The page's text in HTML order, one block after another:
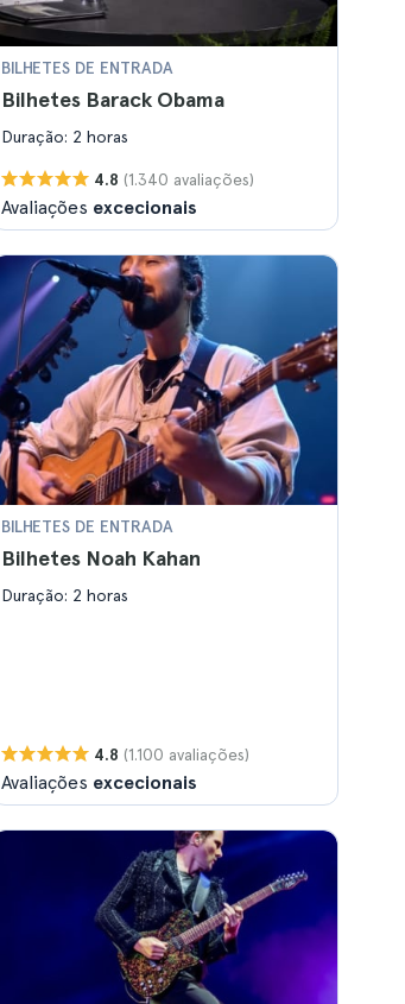
BILHETES DE ENTRADA
Bilhetes Barack Obama
Duração: 2 horas
4.8 (1.340 avaliações)
Avaliações excecionais
BILHETES DE ENTRADA
Bilhetes Noah Kahan
Duração: 2 horas
4.8 (1.100 avaliações)
Avaliações excecionais